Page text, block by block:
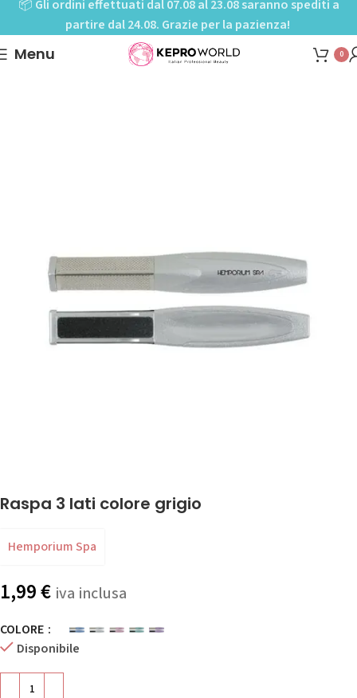
📦 Gli ordini effettuati dal 07.08 al 23.08 saranno spediti a
partire dal 24.08. Grazie per la pazienza!
Menu 0
Linea piedi
Raspa 3 lati colore grigio
Hemporium Spa
1,99€ iva inclusa
COLORE
Disponibile